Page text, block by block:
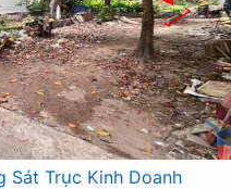
Sát Trục Kinh Doanh